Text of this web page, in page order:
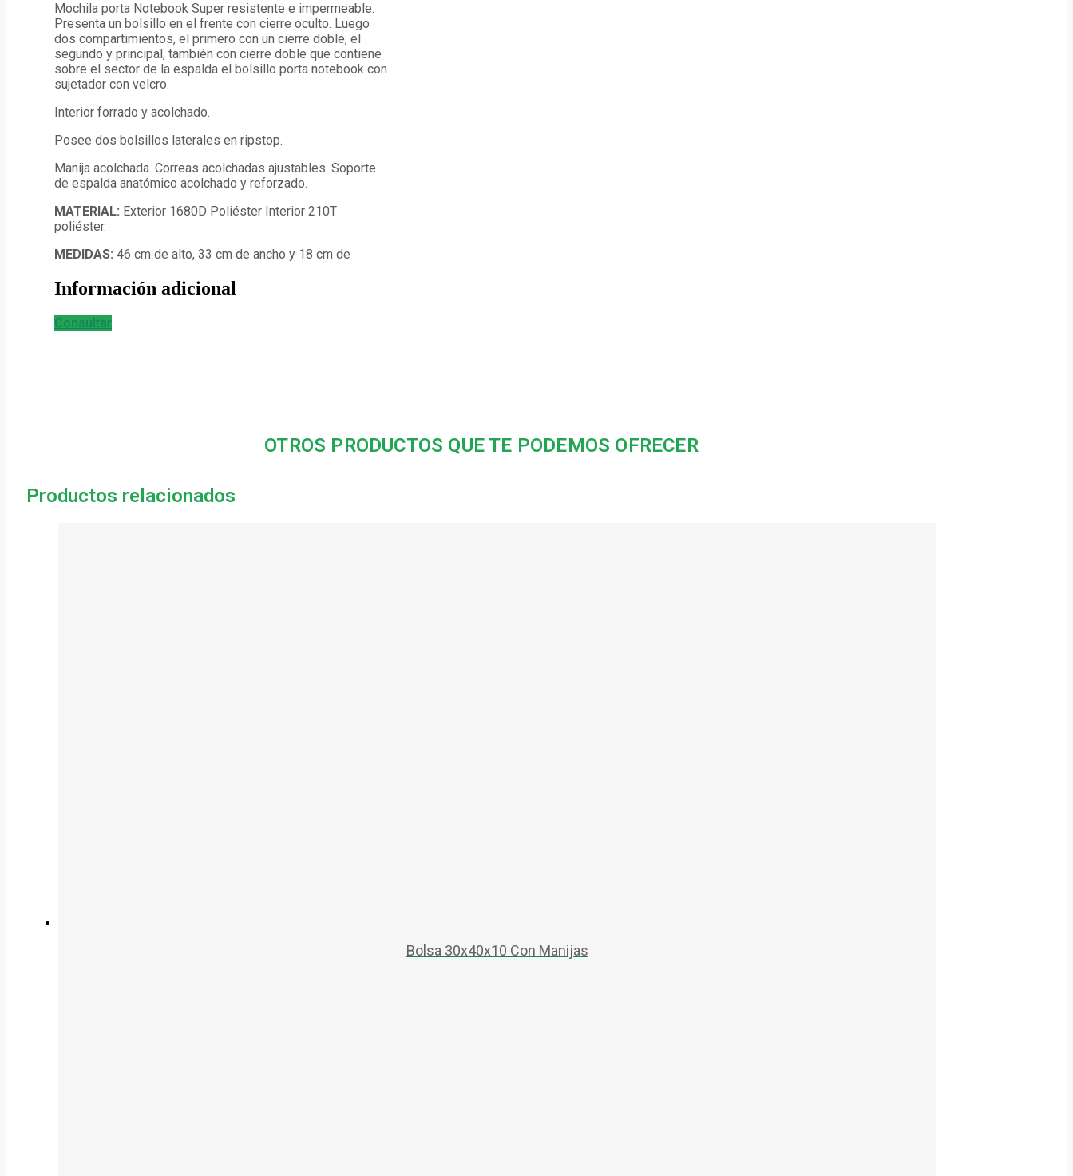
Mochila porta Notebook Super resistente e impermeable.
Presenta un bolsillo en el frente con cierre oculto. Luego
dos compartimientos, el primero con un cierre doble, el
segundo y principal, también con cierre doble que contiene
sobre el sector de la espalda el bolsillo porta notebook con
sujetador con velcro.
Interior forrado y acolchado.
Posee dos bolsillos laterales en ripstop.
Manija acolchada. Correas acolchadas ajustables. Soporte
de espalda anatómico acolchado y reforzado.
MATERIAL: Exterior 1680D Poliéster Interior 210T
poliéster.
MEDIDAS: 46 cm de alto, 33 cm de ancho y 18 cm de
Información adicional
Consultar
OTROS PRODUCTOS QUE TE PODEMOS OFRECER
Productos relacionados
Bolsa 30x40x10 Con Manijas